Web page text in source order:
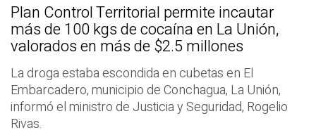
Plan Control Territorial permite incautar
más de 100 kgs de cocaína en La Unión,
valorados en más de $2.5 millones
La droga estaba escondida en cubetas en El
Embarcadero, municipio de Conchagua, La Unión,
informó el ministro de Justicia y Seguridad, Rogelio
Rivas.